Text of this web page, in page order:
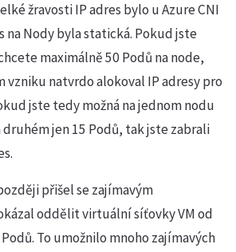
žravosti IP adres bylo u Azure CNI
na Nody byla statická. Pokud jste
maximálně 50 Podů na node,
vzniku natvrdo alokoval IP adresy pro
jste tedy možná na jednom nodu
druhém jen 15 Podů, tak jste zabrali
přišel se zajímavým
oddělit virtuální síťovky VM od
To umožnilo mnoho zajímavých